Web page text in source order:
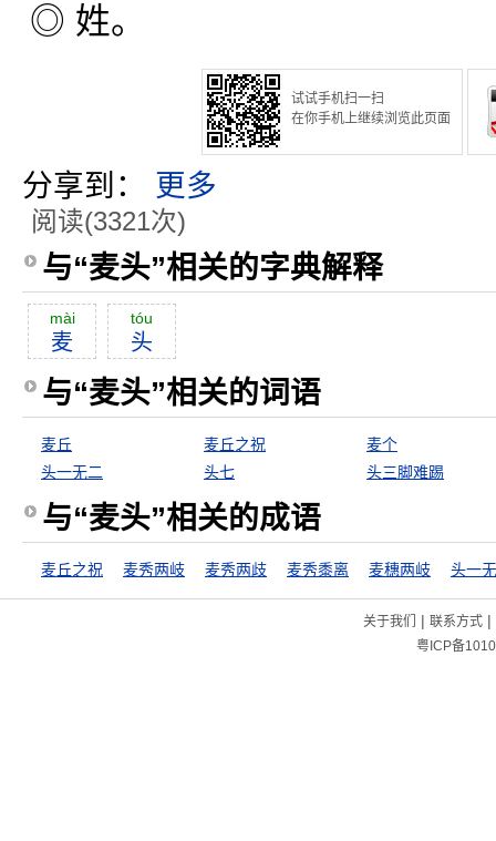
◎ 姓。
试试手机扫一扫
在你手机上继续浏览此页面
分享到： 更多
阅读(3321次)
与“麦头”相关的字典解释
mài
麦
tóu
头
与“麦头”相关的词语
麦丘 麦丘之祝
麦个
头一无二
头七 头三脚难踢
与“麦头”相关的成语
麦丘之祝 麦秀两岐 麦秀两歧 麦秀黍离 麦穗两岐 头一
关于我们 | 联系方式|
粤ICP备